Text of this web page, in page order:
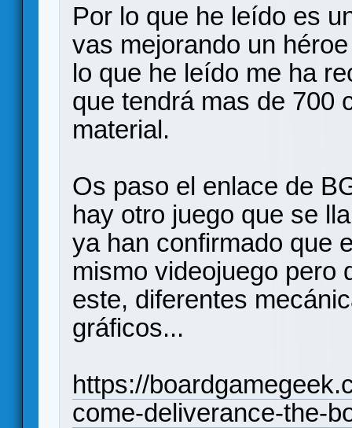
Por lo que he leído es
vas mejorando un
lo que he leído me ha
que tendrá mas de 700
material.
Os paso el enlace de
hay otro juego que se
ya han confirmado que
mismo videojuego pero
este, diferentes
gráficos...
https://
come-deliverance-the-